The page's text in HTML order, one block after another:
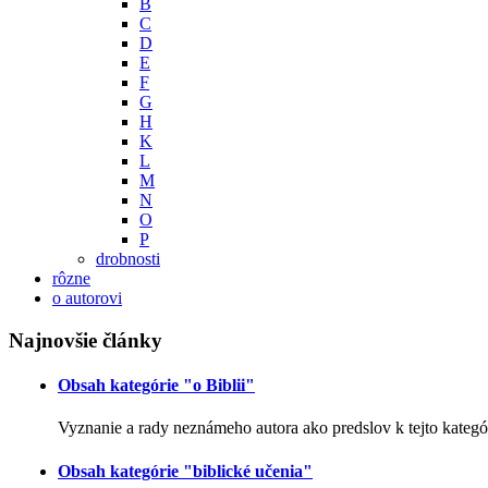
B
C
D
E
F
G
H
K
L
M
N
O
P
drobnosti
rôzne
o autorovi
Najnovšie články
Obsah kategórie "o Biblii"
Vyznanie a rady neznámeho autora ako predslov k tejto
Obsah kategórie "biblické učenia"